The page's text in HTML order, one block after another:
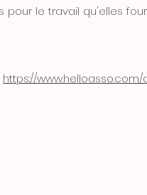
le travail qu'elles
https://